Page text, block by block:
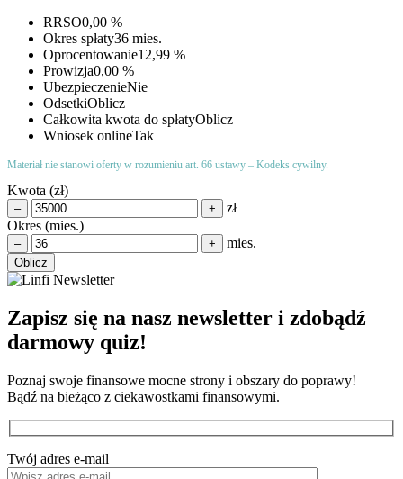
RRSO0,00 %
Okres spłaty36 mies.
Oprocentowanie12,99 %
Prowizja0,00 %
UbezpieczenieNie
OdsetkiOblicz
Całkowita kwota do spłatyOblicz
Wniosek onlineTak
Materiał nie stanowi oferty w rozumieniu art. 66 ustawy – Kodeks cywilny.
Kwota (zł)
– +
zł
Okres (mies.)
– + mies.
Oblicz
Zapisz się na nasz newsletter i zdobądź
darmowy quiz!
Poznaj swoje finansowe mocne strony i obszary do poprawy!
Bądź na bieżąco z ciekawostkami finansowymi.
Twój adres e-mail